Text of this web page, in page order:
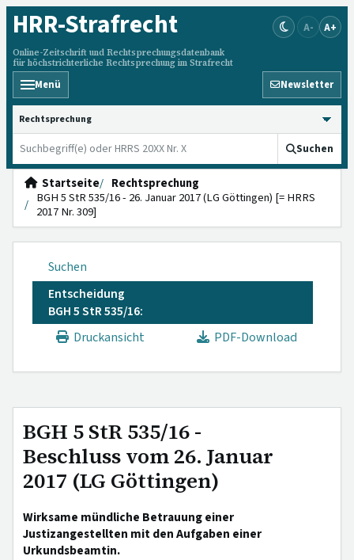
HRR-Strafrecht
Online-Zeitschrift und Rechtsprechungsdatenbank
für höchstrichterliche Rechtsprechung im Strafrecht
A- A+
Menü Newsletter
HRRS durchsuchen
Suchen
Startseite
Rechtsprechung
BGH 5 StR 535/16 - 26. Januar 2017 (LG Göttingen) [= HRRS
2017 Nr. 309]
Suchen
Entscheidung
BGH 5 StR 535/16:
Druckansicht
PDF-Download
BGH 5 StR 535/16 -
Beschluss vom 26. Januar
2017 (LG Göttingen)
Wirksame mündliche Betrauung einer
Justizangestellten mit den Aufgaben einer
Urkundsbeamtin.